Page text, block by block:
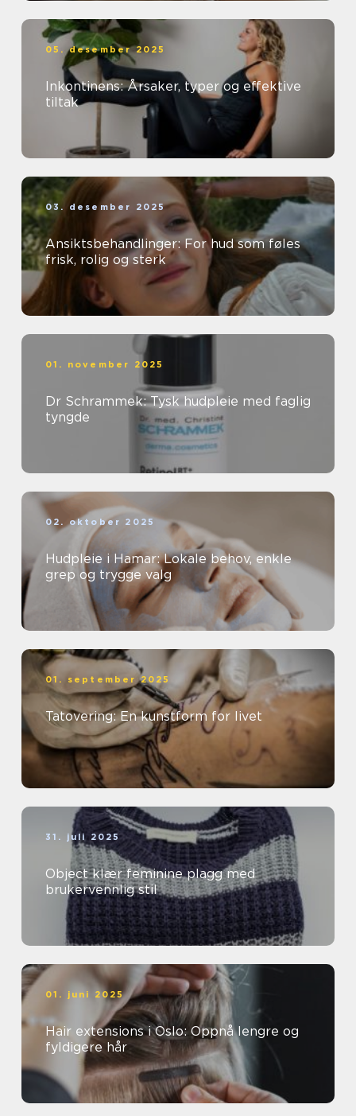
05. desember 2025
Inkontinens: Årsaker, typer og effektive
tiltak
03. desember 2025
Ansiktsbehandlinger: For hud som føles
frisk, rolig og sterk
01. november 2025
Dr Schrammek: Tysk hudpleie med faglig
tyngde
02. oktober 2025
Hudpleie i Hamar: Lokale behov, enkle
grep og trygge valg
01. september 2025
Tatovering: En kunstform for livet
31. juli 2025
Object klær feminine plagg med
brukervennlig stil
01. juni 2025
Hair extensions i Oslo: Oppnå lengre og
fyldigere hår